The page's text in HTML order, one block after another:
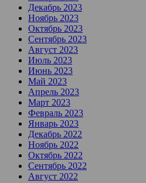
Декабрь 2023
Ноябрь 2023
Октябрь 2023
Сентябрь 2023
Август 2023
Июль 2023
Июнь 2023
Май 2023
Апрель 2023
Март 2023
Февраль 2023
Январь 2023
Декабрь 2022
Ноябрь 2022
Октябрь 2022
Сентябрь 2022
Август 2022